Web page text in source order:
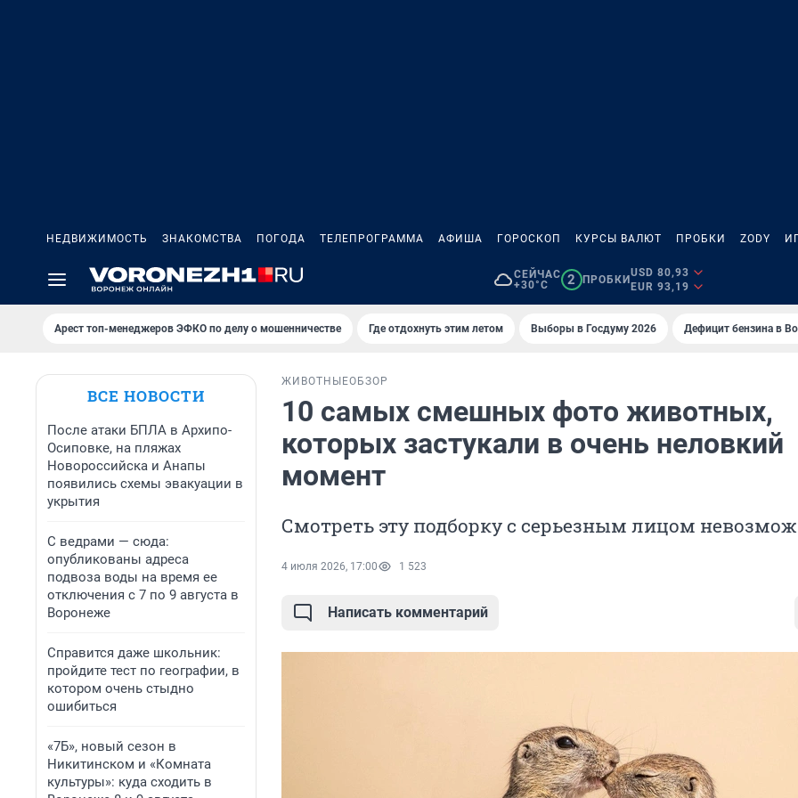
НЕДВИЖИМОСТЬ ЗНАКОМСТВА ПОГОДА ТЕЛЕПРОГРАММА АФИША ГОРОСКОП КУРСЫ ВАЛЮТ ПРОБКИ ZODY
СЕЙЧАС
+30°C
2 ПРОБКИ
USD 80,93
EUR 93,19
Арест топ-менеджеров ЭФКО по делу о мошенничестве Где отдохнуть этим летом Выборы в Госдуму 2026 Дефицит бензина в
ВСЕ НОВОСТИ
После атаки БПЛА в Архипо-
Осиповке, на пляжах
Новороссийска и Анапы
появились схемы эвакуации в
укрытия
С ведрами — сюда:
опубликованы адреса
подвоза воды на время ее
отключения с 7 по 9 августа в
Воронеже
Справится даже школьник:
пройдите тест по географии, в
котором очень стыдно
ошибиться
«7Б», новый сезон в
Никитинском и «Комната
культуры»: куда сходить в
ЖИВОТНЫЕОБЗОР
10 самых смешных фото животных,
которых застукали в очень неловкий
момент
Смотреть эту подборку с серьезным лицом
4 июля 2026, 17:00 1 523
Написать комментарий